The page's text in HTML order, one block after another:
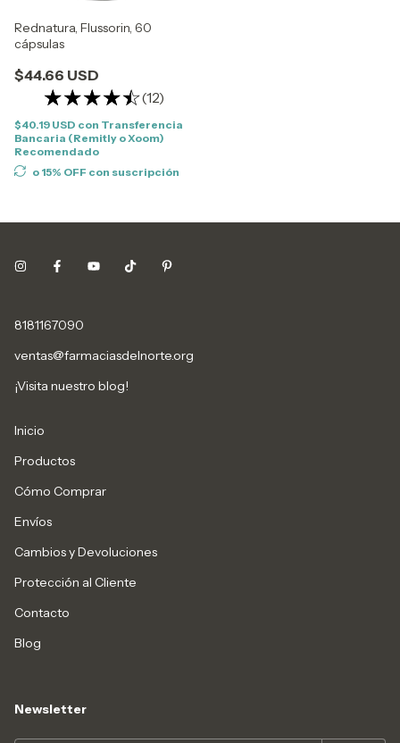
Rednatura, Flussorin, 60
cápsulas
$44.66 USD
(12)
$40.19 USD con Transferencia
Bancaria (Remitly o Xoom)
Recomendado
o 15% OFF con suscripción
8181167090
ventas@farmaciasdelnorte.org
¡Visita nuestro blog!
Inicio
Productos
Cómo Comprar
Envíos
Cambios y Devoluciones
Protección al Cliente
Contacto
Blog
Newsletter